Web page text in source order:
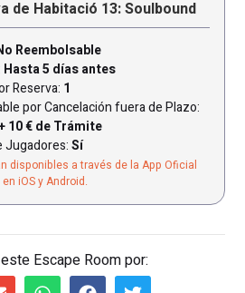
de Habitació 13: Soulbound
Reembolsable
Hasta 5 días antes
Reserva: 1
por Cancelación fuera de Plazo:
10 € de Trámite
Jugadores: Sí
disponibles a través de la App Oficial
iOS y Android.
Escape Room por: